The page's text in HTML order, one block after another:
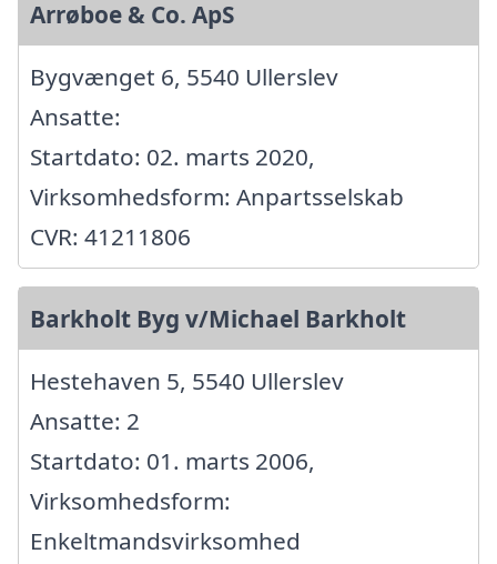
Arrøboe & Co. ApS
Bygvænget 6, 5540 Ullerslev
Ansatte:
Startdato: 02. marts 2020,
Virksomhedsform: Anpartsselskab
CVR: 41211806
Barkholt Byg v/Michael Barkholt
Hestehaven 5, 5540 Ullerslev
Ansatte: 2
Startdato: 01. marts 2006,
Virksomhedsform:
Enkeltmandsvirksomhed